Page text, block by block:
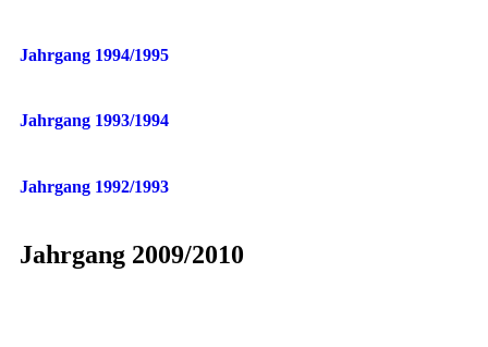
Jahrgang 1994/1995
Jahrgang 1993/1994
Jahrgang 1992/1993
Jahrgang 2009/2010